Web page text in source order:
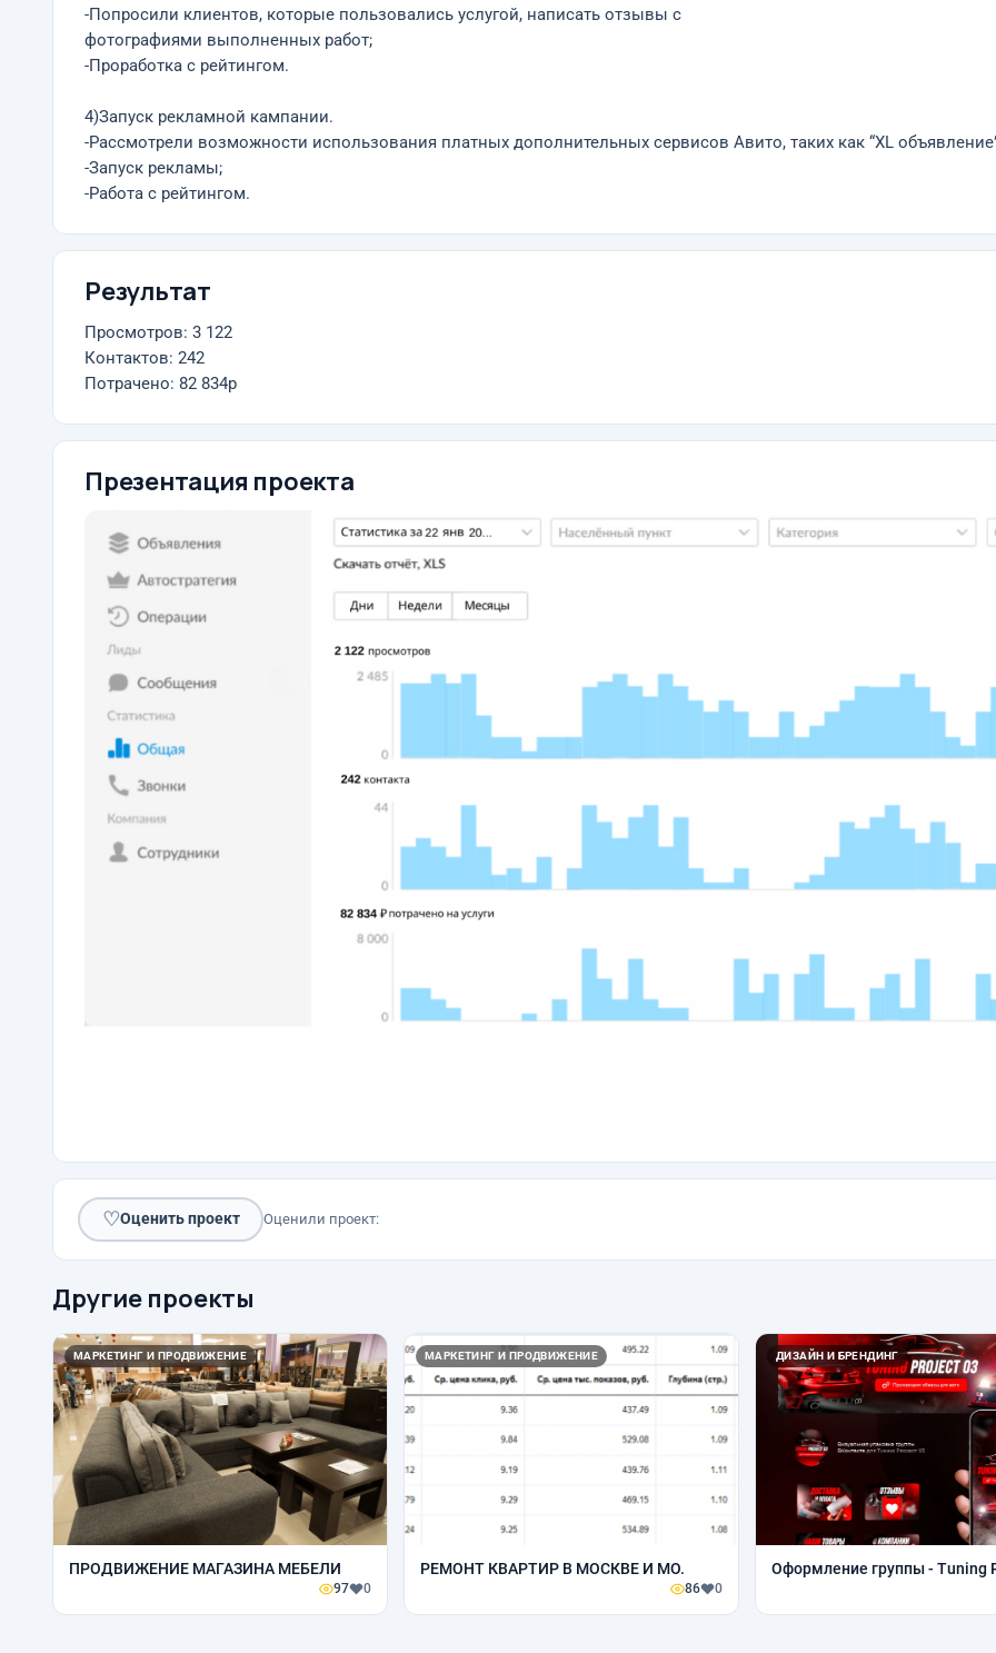
-Попросили клиентов, которые пользовались услугой, написать отзывы с
фотографиями выполненных работ;
-Проработка с рейтингом.
4)Запуск рекламной кампании.
-Рассмотрели возможности использования платных дополнительных сервисов Авито, таких как “XL
-Запуск рекламы;
-Работа с рейтингом.
Результат
Просмотров: 3 122
Контактов: 242
Потрачено: 82 834р
Презентация проекта
♡Оценить проект Оценили проект:
Другие проекты
МАРКЕТИНГ И ПРОДВИЖЕНИЕ
ПРОДВИЖЕНИЕ МАГАЗИНА МЕБЕЛИ
97 0
МАРКЕТИНГ И ПРОДВИЖЕНИЕ
РЕМОНТ КВАРТИР В МОСКВЕ И МО.
86 0
ДИЗАЙН И БРЕНДИНГ
Оформление группы - Tuning